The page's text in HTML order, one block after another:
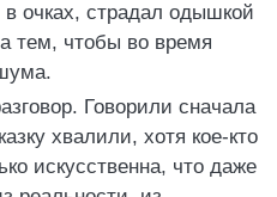
очках, страдал одышкой
тем, чтобы во время
Говорили сначала
хвалили, хотя кое-кто
искусственна, что даже